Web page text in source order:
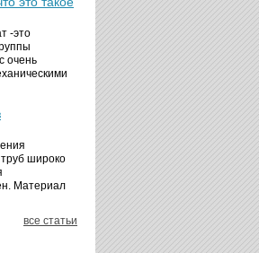
процессов.
собой
-это
очень
широко
Материал
к коррозии,
все статьи